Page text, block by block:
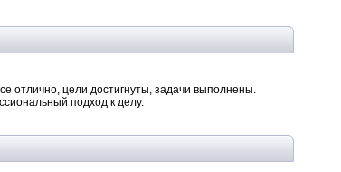
отлично, цели достигнуты, задачи выполнены.
подход к делу.